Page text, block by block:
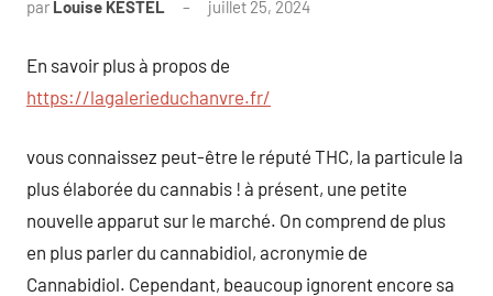
par Louise KESTEL juillet 25, 2024
En savoir plus à propos de
https://lagalerieduchanvre.fr/
vous connaissez peut-être le réputé THC, la particule la
plus élaborée du cannabis ! à présent, une petite
nouvelle apparut sur le marché. On comprend de plus
en plus parler du cannabidiol, acronymie de
Cannabidiol. Cependant, beaucoup ignorent encore sa